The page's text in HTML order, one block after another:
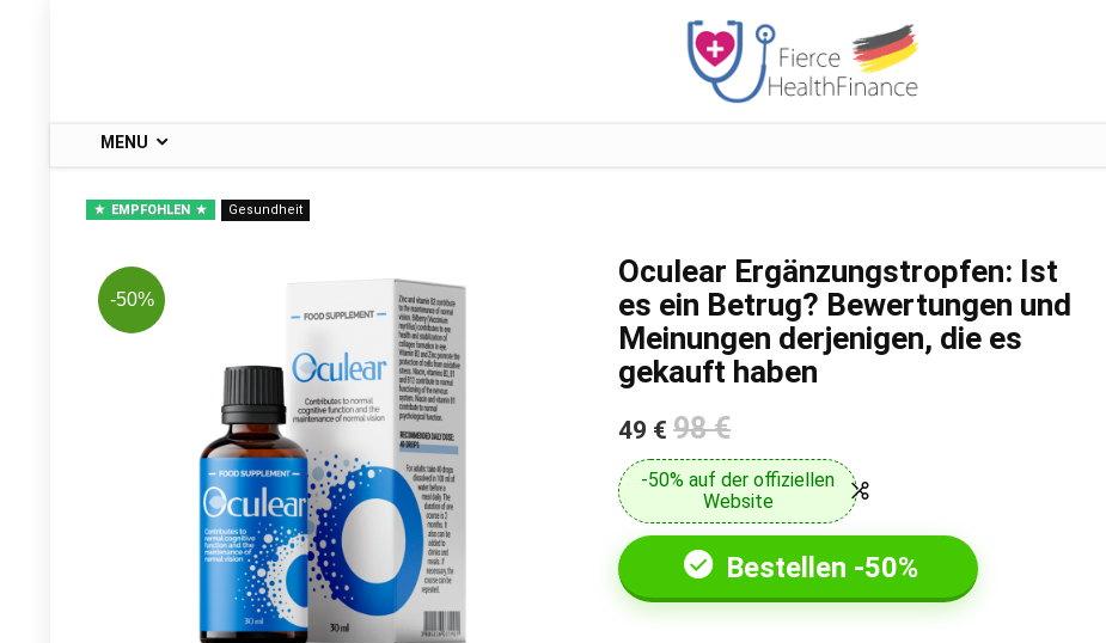
MENU
EMPFOHLEN Gesundheit
-50%
Oculear Ergänzungstropfen: Ist
es ein Betrug? Bewertungen und
Meinungen derjenigen, die es
gekauft haben
49 €98 €
-50% auf der offiziellen
Website
Bestellen -50%